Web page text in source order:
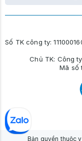
Số TK công ty:
Chủ TK: Công
Mã số
Bản quyền thuộc